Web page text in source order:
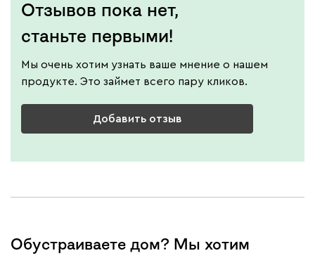
Отзывов пока нет,
станьте первыми!
Мы очень хотим узнать ваше мнение о нашем
продукте. Это займет всего пару кликов.
Добавить отзыв
Обустраиваете дом? Мы хотим